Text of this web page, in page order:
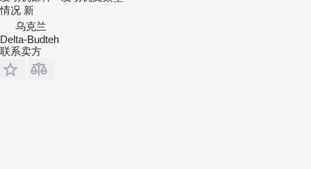
情况 新
乌克兰
Delta-Budteh
联系卖方